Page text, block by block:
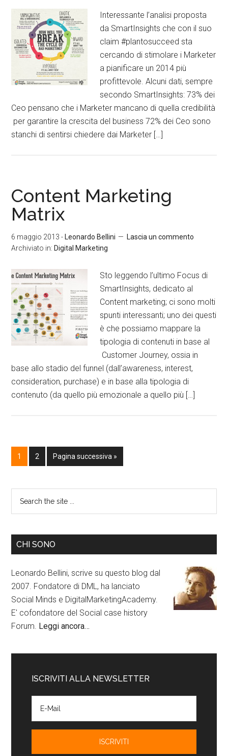
Interessante l’analisi proposta
da SmartInsights che con il suo
claim #plantosucceed sta
cercando di stimolare i Marketer
a pianificare un 2014 più
profittevole. Alcuni dati, sempre
secondo SmartInsights: 73% dei
Ceo pensano che i Marketer mancano di quella credibilità
per garantire la crescita del business 72% dei Ceo sono
stanchi di sentirsi chiedere dai Marketer […]
Content Marketing
Matrix
6 maggio 2013 - Leonardo Bellini
Lascia un commento
Archiviato in: Digital Marketing
Sto leggendo l’ultimo Focus di
SmartInsights, dedicato al
Content marketing; ci sono molti
spunti interessanti; uno dei questi
è che possiamo mappare la
tipologia di contenuti in base al
Customer Journey, ossia in
base allo stadio del funnel (dall’awareness, interest,
consideration, purchase) e in base alla tipologia di
contenuto (da quello più emozionale a quello più […]
1 2 Pagina successiva »
CHI SONO
Leonardo Bellini, scrive su questo blog dal
2007. Fondatore di DML, ha lanciato
Social Minds e DigitalMarketingAcademy.
E' cofondatore del Social case history
Forum. Leggi ancora…
ISCRIVITI ALLA NEWSLETTER